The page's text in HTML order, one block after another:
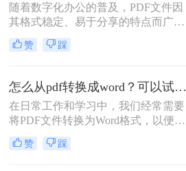
随着数字化办公的普及，PDF文件因
其格式稳定、易于分享的特点而广泛
应用于各类文档的保存与传输。然
而，在需要对PDF文档进行编辑时，
首选。那么如何把pdf转换为word呢？
本文将介绍四种将PDF转换为Word的
方法。
赞 踩
怎么从pdf转换成word？可以试试这三个方法！
在日常工作和学习中，我们经常需要
将PDF文件转换为Word格式，以便于
编辑和修改。那么怎么从pdf转换成
word呢？本文将介绍三种将PDF转换
赞 踩